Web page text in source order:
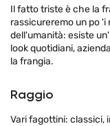
Il fatto triste è che la
rassicureremo un po
dell'umanità: esiste
look quotidiani,
la frangia.
Raggio
Vari fagottini: classici,